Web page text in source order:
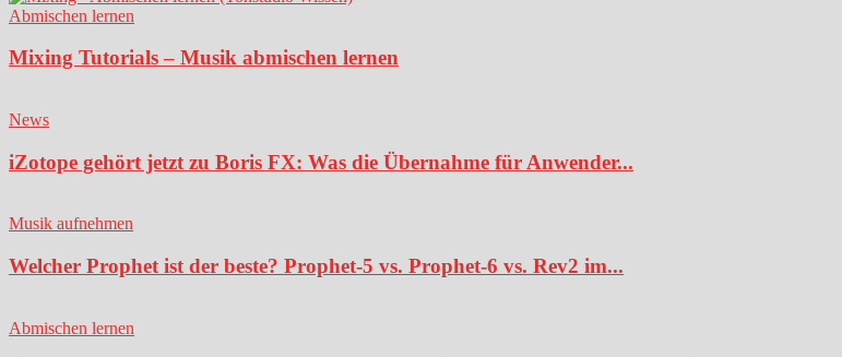
Abmischen lernen
Mixing Tutorials – Musik abmischen lernen
News
iZotope gehört jetzt zu Boris FX: Was die Übernahme für Anwender...
Musik aufnehmen
Welcher Prophet ist der beste? Prophet-5 vs. Prophet-6 vs. Rev2 im...
Abmischen lernen